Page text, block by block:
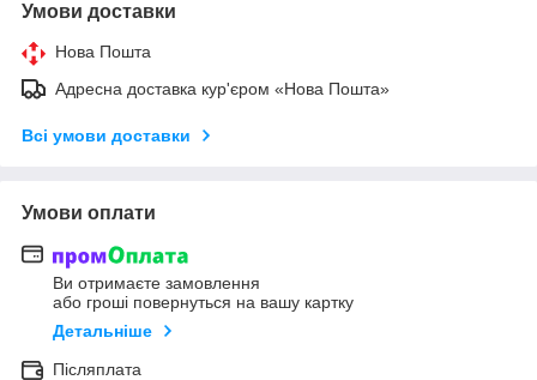
Умови доставки
Нова Пошта
Адресна доставка кур'єром «Нова Пошта»
Всі умови доставки
Умови оплати
Ви отримаєте замовлення
або гроші повернуться на вашу картку
Детальніше
Післяплата